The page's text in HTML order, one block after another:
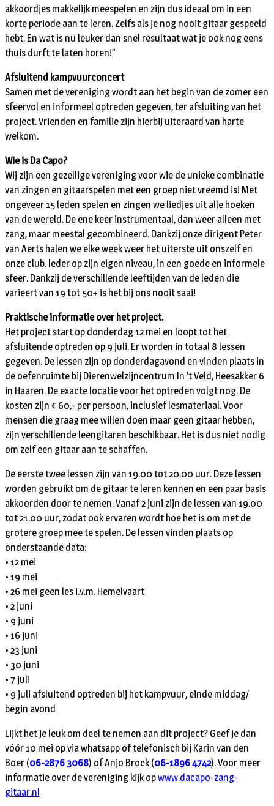
akkoordjes makkelijk meespelen en zijn dus ideaal om in een
korte periode aan te leren. Zelfs als je nog nooit gitaar gespeeld
hebt. En wat is nu leuker dan snel resultaat wat je ook nog eens
thuis durft te laten horen!”
Afsluitend kampvuurconcert
Samen met de vereniging wordt aan het begin van de zomer een
sfeervol en informeel optreden gegeven, ter afsluiting van het
project. Vrienden en familie zijn hierbij uiteraard van harte
welkom.
Wie is Da Capo?
Wij zijn een gezellige vereniging voor wie de unieke combinatie
van zingen en gitaarspelen met een groep niet vreemd is! Met
ongeveer 15 leden spelen en zingen we liedjes uit alle hoeken
van de wereld. De ene keer instrumentaal, dan weer alleen met
zang, maar meestal gecombineerd. Dankzij onze dirigent Peter
van Aerts halen we elke week weer het uiterste uit onszelf en
onze club. Ieder op zijn eigen niveau, in een goede en informele
sfeer. Dankzij de verschillende leeftijden van de leden die
varieert van 19 tot 50+ is het bij ons nooit saai!
Praktische informatie over het project.
Het project start op donderdag 12 mei en loopt tot het
afsluitende optreden op 9 juli. Er worden in totaal 8 lessen
gegeven. De lessen zijn op donderdagavond en vinden plaats in
de oefenruimte bij Dierenwelzijncentrum In ’t Veld, Heesakker 6
in Haaren. De exacte locatie voor het optreden volgt nog. De
kosten zijn € 60,- per persoon, inclusief lesmateriaal. Voor
mensen die graag mee willen doen maar geen gitaar hebben,
zijn verschillende leengitaren beschikbaar. Het is dus niet nodig
om zelf een gitaar aan te schaffen.
De eerste twee lessen zijn van 19.00 tot 20.00 uur. Deze lessen
worden gebruikt om de gitaar te leren kennen en een paar basis
akkoorden door te nemen. Vanaf 2 juni zijn de lessen van 19.00
tot 21.00 uur, zodat ook ervaren wordt hoe het is om met de
grotere groep mee te spelen. De lessen vinden plaats op
onderstaande data:
• 12 mei
• 19 mei
• 26 mei geen les i.v.m. Hemelvaart
• 2 juni
• 9 juni
• 16 juni
• 23 juni
• 30 juni
• 7 juli
• 9 juli afsluitend optreden bij het kampvuur, einde middag/
begin avond
Lijkt het je leuk om deel te nemen aan dit project? Geef je dan
vóór 10 mei op via whatsapp of telefonisch bij Karin van den
Boer (06-2876 3068) of Anjo Brock (06-1896 4742). Voor meer
informatie over de vereniging kijk opwww.dacapo-zang-
gitaar.nl